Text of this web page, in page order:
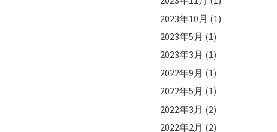
2023年10月 (1)
2023年5月 (1)
2023年3月 (1)
2022年9月 (1)
2022年5月 (1)
2022年3月 (2)
2022年2月 (2)